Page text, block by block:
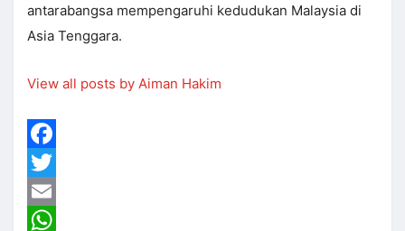
antarabangsa mempengaruhi kedudukan Malaysia di
Asia Tenggara.
View all posts by Aiman Hakim
Facebook
Twitter
Email